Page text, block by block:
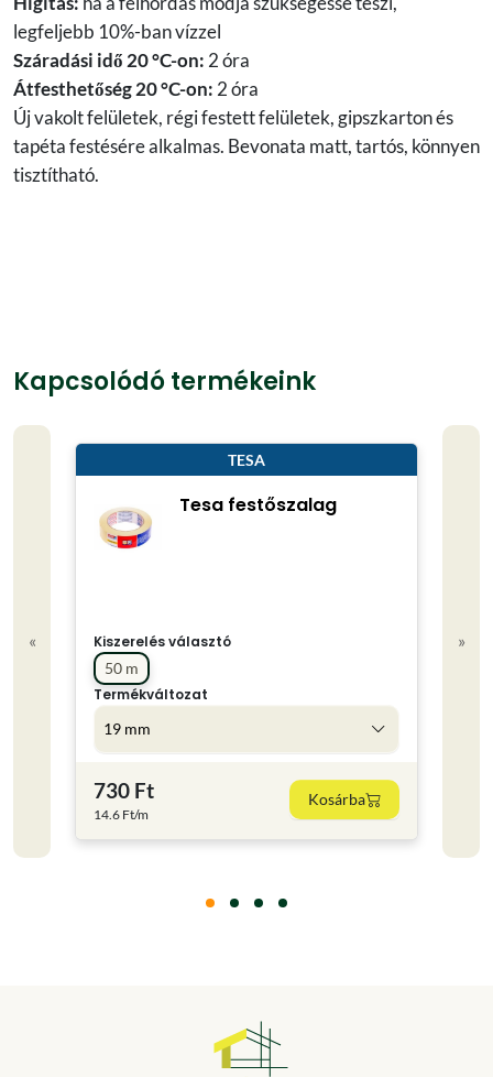
legfeljebb 10%-ban vízzel
Száradási idő 20 °C-on: 2 óra
Átfesthetőség 20 °C-on: 2 óra
Új vakolt felületek, régi festett felületek, gipszkarton és
tapéta festésére alkalmas. Bevonata matt, tartós, könnyen
tisztítható.
Kapcsolódó termékeink
«
TESA
Tesa festőszalag
Kiszerelés választó
50 m
Termékváltozat
19 mm
730 Ft
14.6 Ft/m
Kosárba
»